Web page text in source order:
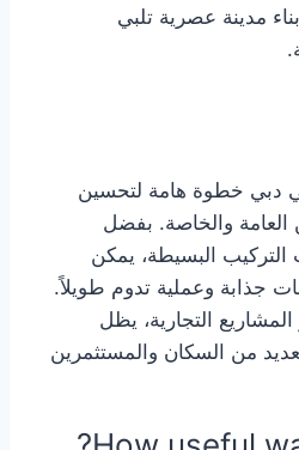
مدينة عصرية تلبي
في دبي خطوة هامة لتحسين
العامة والخاصة. بفضل
التركيب البسيطة، يمكن
جذابة وعملية تدوم طويلاً.
التجارية، يظل
من السكان والمستثمرين